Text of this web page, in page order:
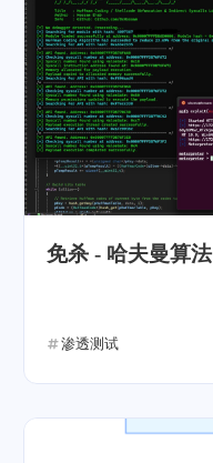
免杀 - 哈夫曼算法
渗透测试